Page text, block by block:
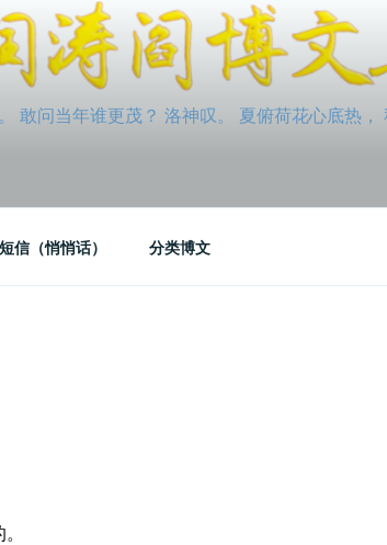
敢问当年谁更茂？ 洛神叹。 夏俯荷花心底热
信（悄悄话） 分类博文